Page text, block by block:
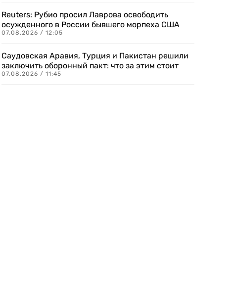
Reuters: Рубио просил Лаврова освободить
осужденного в России бывшего морпеха США
07.08.2026 / 12:05
Саудовская Аравия, Турция и Пакистан решили
заключить оборонный пакт: что за этим стоит
07.08.2026 / 11:45